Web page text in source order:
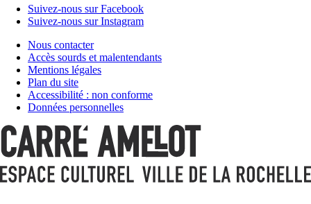
Suivez-nous sur Facebook
Suivez-nous sur Instagram
Nous contacter
Accès sourds et malentendants
Mentions légales
Plan du site
Accessibilité : non conforme
Données personnelles